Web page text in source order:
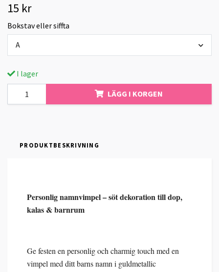
15 kr
Bokstav eller siffta
A
I lager
LÄGG I KORGEN
PRODUKTBESKRIVNING
Personlig namnvimpel – söt dekoration till dop,
kalas & barnrum
Ge festen en personlig och charmig touch med en
vimpel med ditt barns namn i guldmetallic